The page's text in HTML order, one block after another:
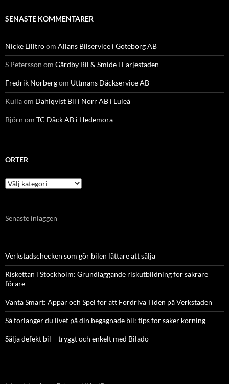
SENASTE KOMMENTARER
Nicke Lilltroom Allans Bilservice i Göteborg AB
S Petersson om Gårdby Bil & Smide i Färjestaden
Fredrik Norbergom Uttmans Däckservice AB
Kullaom Dahlqvist Bil i Norr AB i Luleå
Björn om TC Däck AB i Hedemora
ORTER
Orter
Senaste inläggen
Verkstadschecken som gör bilen lättare att sälja
Riskettan i Stockholm: Grundläggande riskutbildning för säkrare
förare
Vänta Smart: Appar och Spel för att Fördriva Tiden på Verkstaden
Så förlänger du livet på din begagnade bil: tips för säker körning
Sälja defekt bil – tryggt och enkelt med Bilado